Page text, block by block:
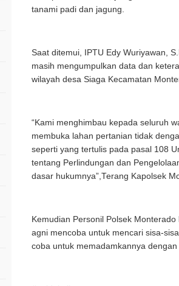
tanami padi dan jagung.
Saat ditemui, IPTU Edy Wuriyawan,
masih mengumpulkan data dan
wilayah desa Siaga Kecamatan
“Kami menghimbau kepada seluruh
membuka lahan pertanian tidak
seperti yang tertulis pada pasal 108
tentang Perlindungan dan
dasar hukumnya”,Terang Kapolsek
Kemudian Personil Polsek
agni mencoba untuk mencari sisa-
coba untuk memadamkannya dengan